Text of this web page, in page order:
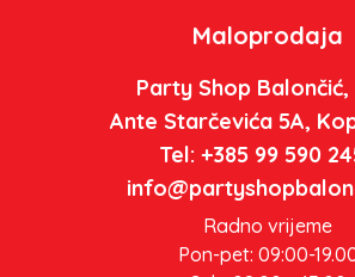
Maloprodaja
Party Shop
Ante Starčevića 5A,
Tel: +385 99 590
Radno vrijeme
Pon-pet: 09:00-